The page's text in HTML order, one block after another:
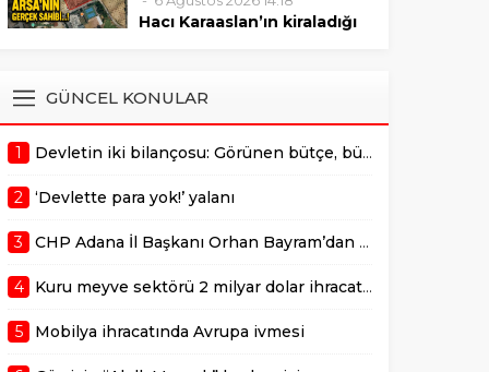
sonrasında verilmelidir."
Mustafa Özkan, Çukurova’da
dair usulsüzlük şüphelerini
gündeme taşıdı. Özkan,
sürecin takipçisi olduklarını
Hacı Karaaslan’ın kiraladığı
ADANA –
geçtiğimiz günlerde
Adana Büyükşehir
bölgesindeki yaklaşık 7,5
kiralanmasına ilişkin yeni
söz konusu...
GÜNCEL KONULAR
1 Devletin iki bilançosu: Görünen bütçe, bütçe dışı riskler ve hazineyi bekleyen yük
2 ‘Devlette para yok!’ yalanı
3 CHP Adana İl Başkanı Orhan Bayram’dan AK Parti İl Başkanı Mustafa Özkan’a cevap!
4 Kuru meyve sektörü 2 milyar dolar ihracat hedefi için Ankara’dan destek istedi
5 Mobilya ihracatında Avrupa ivmesi